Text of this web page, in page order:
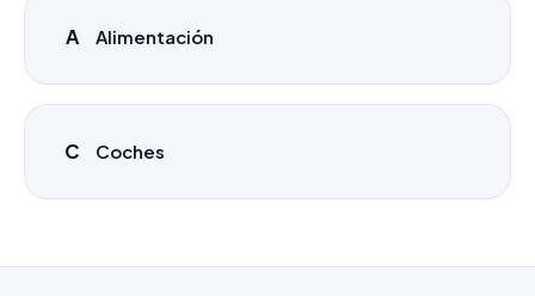
A Alimentación
C Coches